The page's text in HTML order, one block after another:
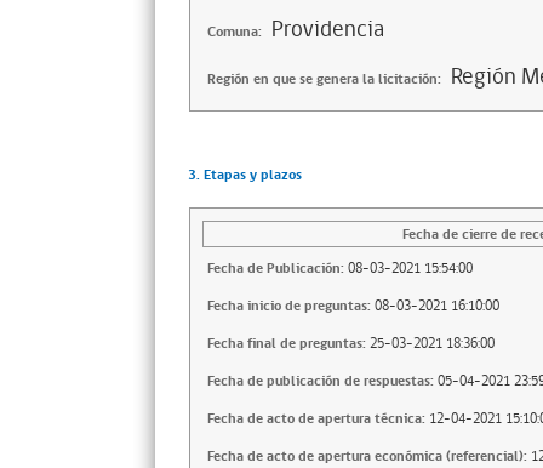
Comuna: Providencia
Región en que se genera la licitación: Región
3. Etapas y plazos
Fecha de cierre de
Fecha de Publicación: 08-03-2021 15:54:00
Fecha inicio de preguntas: 08-03-2021 16:10:00
Fecha final de preguntas: 25-03-2021 18:36:00
Fecha de publicación de respuestas: 05-04-2021
Fecha de acto de apertura técnica: 12-04-2021
Fecha de acto de apertura económica (referencial):